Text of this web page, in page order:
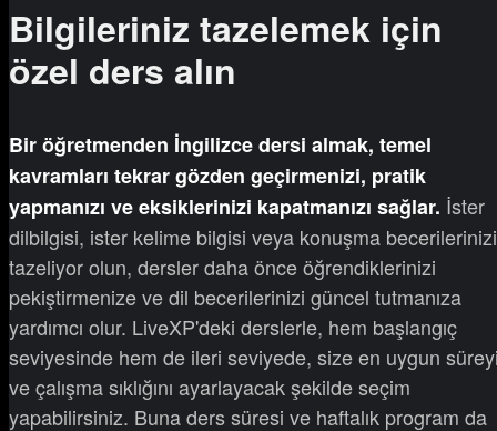
Bilgileriniz tazelemek için
özel ders alın
Bir öğretmenden İngilizce dersi almak, temel
kavramları tekrar gözden geçirmenizi, pratik
yapmanızı ve eksiklerinizi kapatmanızı sağlar. İster
dilbilgisi, ister kelime bilgisi veya konuşma becerilerinizi
tazeliyor olun, dersler daha önce öğrendiklerinizi
pekiştirmenize ve dil becerilerinizi güncel tutmanıza
yardımcı olur. LiveXP'deki derslerle, hem başlangıç
seviyesinde hem de ileri seviyede, size en uygun
ve çalışma sıklığını ayarlayacak şekilde seçim
yapabilirsiniz. Buna ders süresi ve haftalık program da